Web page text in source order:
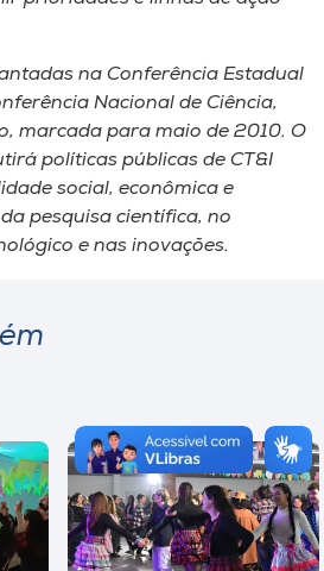
na Conferência Estadual
Nacional de Ciência,
marcada para maio de 2010. O
políticas públicas de CT&I
social, econômica e
pesquisa científica, no
e nas inovações.